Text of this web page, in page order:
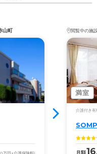
山町
0万円 +介護保険料)
閲覧中の施
満室
介護付き有